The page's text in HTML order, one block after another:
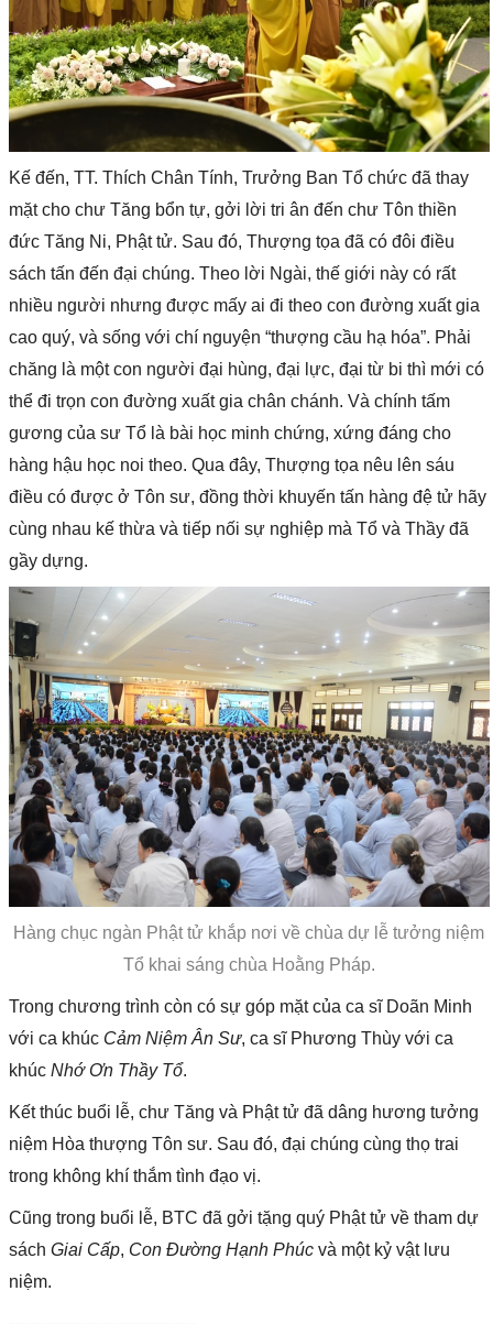
Kế đến, TT. Thích Chân Tính, Trưởng Ban Tổ chức đã thay
mặt cho chư Tăng bổn tự, gởi lời tri ân đến chư Tôn thiền
đức Tăng Ni, Phật tử. Sau đó, Thượng tọa đã có đôi điều
sách tấn đến đại chúng. Theo lời Ngài, thế giới này có rất
nhiều người nhưng được mấy ai đi theo con đường xuất gia
cao quý, và sống với chí nguyện “thượng cầu hạ hóa”. Phải
chăng là một con người đại hùng, đại lực, đại từ bi thì mới có
thể đi trọn con đường xuất gia chân chánh. Và chính tấm
gương của sư Tổ là bài học minh chứng, xứng đáng cho
hàng hậu học noi theo. Qua đây, Thượng tọa nêu lên sáu
điều có được ở Tôn sư, đồng thời khuyến tấn hàng đệ tử hãy
cùng nhau kế thừa và tiếp nối sự nghiệp mà Tổ và Thầy đã
gầy dựng.
Hàng chục ngàn Phật tử khắp nơi về chùa dự lễ tưởng niệm
Tổ khai sáng chùa Hoằng Pháp.
Trong chương trình còn có sự góp mặt của ca sĩ Doãn Minh
với ca khúc Cảm Niệm Ân Sư, ca sĩ Phương Thùy với ca
khúc Nhớ Ơn Thầy Tổ.
Kết thúc buổi lễ, chư Tăng và Phật tử đã dâng hương tưởng
niệm Hòa thượng Tôn sư. Sau đó, đại chúng cùng thọ trai
trong không khí thắm tình đạo vị.
Cũng trong buổi lễ, BTC đã gởi tặng quý Phật tử về tham dự
sách Giai Cấp, Con Đường Hạnh Phúc và một kỷ vật lưu
niệm.